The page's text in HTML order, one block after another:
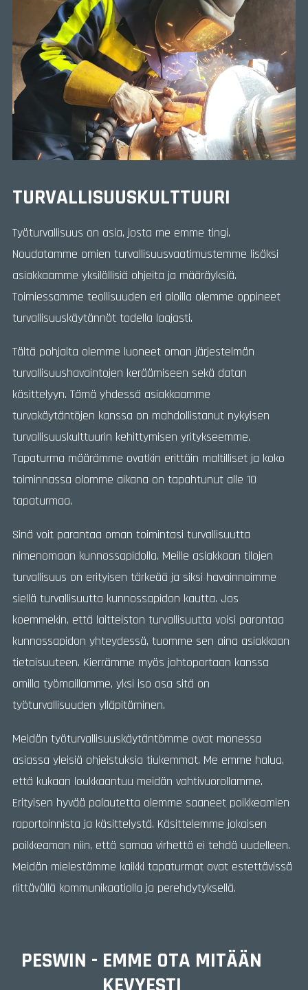
TURVALLISUUSKULTTUURI
Työturvallisuus on asia, josta me emme tingi.
Noudatamme omien turvallisuusvaatimustemme lisäksi
asiakkaamme yksilöllisiä ohjeita ja määräyksiä.
Toimiessamme teollisuuden eri aloilla olemme oppineet
turvallisuuskäytännöt todella laajasti.
Tältä pohjalta olemme luoneet oman järjestelmän
turvallisuushavaintojen keräämiseen sekä datan
käsittelyyn. Tämä yhdessä asiakkaamme
turvakäytäntöjen kanssa on mahdollistanut nykyisen
turvallisuuskulttuurin kehittymisen yritykseemme.
Tapaturma määrämme ovatkin erittäin maltilliset ja koko
toiminnassa olomme aikana on tapahtunut alle 10
tapaturmaa.
Sinä voit parantaa oman toimintasi turvallisuutta
nimenomaan kunnossapidolla. Meille asiakkaan tilojen
turvallisuus on erityisen tärkeää ja siksi havainnoimme
siellä turvallisuutta kunnossapidon kautta. Jos
koemmekin, että laitteiston turvallisuutta voisi parantaa
kunnossapidon yhteydessä, tuomme sen aina asiakkaan
tietoisuuteen. Kierrämme myös johtoportaan kanssa
omilla työmaillamme, yksi iso osa sitä on
työturvallisuuden ylläpitäminen.
Meidän työturvallisuuskäytäntömme ovat monessa
asiassa yleisiä ohjeistuksia tiukemmat. Me emme halua,
että kukaan loukkaantuu meidän vahtivuorollamme.
Erityisen hyvää palautetta olemme saaneet poikkeamien
raportoinnista ja käsittelystä. Käsittelemme jokaisen
poikkeaman niin, että samaa virhettä ei tehdä uudelleen.
Meidän mielestämme kaikki tapaturmat ovat estettävissä
riittävällä kommunikaatiolla ja perehdytyksellä.
PESWIN - EMME OTA MITÄÄN